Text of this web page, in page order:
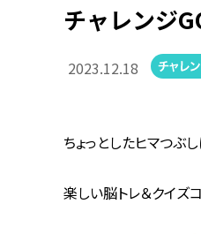
チャレンジ
2023.12.18
ちょっとしたヒマつぶ
楽しい脳トレ＆クイズ